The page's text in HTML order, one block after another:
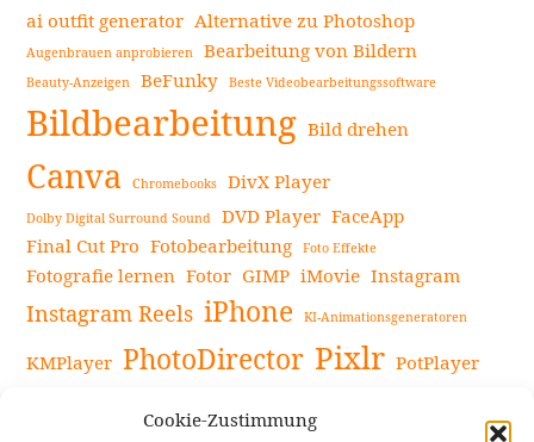
Cookie-Zustimmung
ai outfit generator Alternative zu Photoshop
Augenbrauen anprobieren Bearbeitung von Bildern
Beauty-Anzeigen BeFunky Beste Videobearbeitungssoftware
Bildbearbeitung Bild drehen
Canva Chromebooks DivX Player
Dolby Digital Surround Sound DVD Player FaceApp
Final Cut Pro Fotobearbeitung Foto Effekte
Fotografie lernen Fotor GIMP iMovie Instagram
Instagram Reels iPhone KI-Animationsgeneratoren
KMPlayer PhotoDirector Pixlr PotPlayer